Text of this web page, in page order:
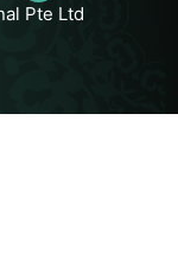
Pte Ltd